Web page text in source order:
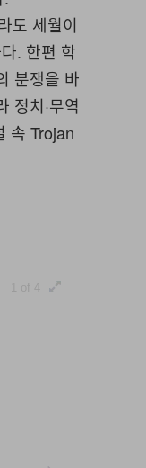
도 세월이
. 한편 학
분쟁을 바
정치·무역
속 Trojan